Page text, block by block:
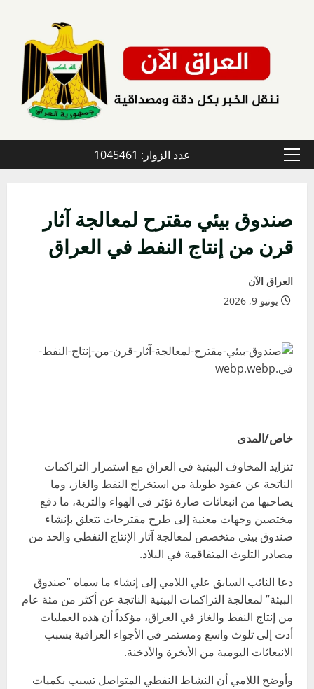
القائمة
عدد الزوار: 1045461
صندوق بيئي مقترح لمعالجة آثار
قرن من إنتاج النفط في العراق
العراق الآن
يونيو 9, 2026
خاص/المدى
تتزايد المخاوف البيئية في العراق مع استمرار التراكمات
الناتجة عن عقود طويلة من استخراج النفط والغاز، وما
يصاحبها من انبعاثات ضارة تؤثر في الهواء والتربة، ما دفع
مختصين وجهات معنية إلى طرح مقترحات تتعلق بإنشاء
صندوق بيئي متخصص لمعالجة آثار الإنتاج النفطي والحد من
مصادر التلوث المتفاقمة في البلاد.
دعا النائب السابق علي اللامي إلى إنشاء ما سماه “صندوق
البيئة” لمعالجة التراكمات البيئية الناتجة عن أكثر من مئة عام
من إنتاج النفط والغاز في العراق، مؤكداً أن هذه العمليات
أدت إلى تلوث واسع ومستمر في الأجواء العراقية بسبب
الانبعاثات اليومية من الأبخرة والأدخنة.
وأوضح اللامي أن النشاط النفطي المتواصل تسبب بكميات